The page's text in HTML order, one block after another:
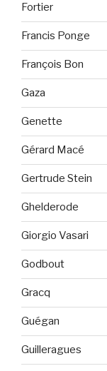
Fortier
Francis Ponge
François Bon
Gaza
Genette
Gérard Macé
Gertrude Stein
Ghelderode
Giorgio Vasari
Godbout
Gracq
Guégan
Guilleragues